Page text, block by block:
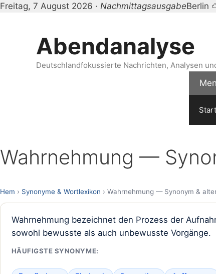
Freitag, 7 August 2026 · NachmittagsausgabeBerlin
Abendanalyse
Deutschlandfokussierte Nachrichten, Analysen
Wahrnehmung —
Hem › Synonyme & Wortlexikon › Wahrnehmung — Synonym &
Wahrnehmung bezeichnet den Prozess der
sowohl bewusste als auch unbewusste Vorgänge.
HÄUFIGSTE SYNONYME: